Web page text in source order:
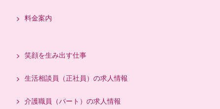
料金案内
笑顔を生み出す仕事
生活相談員（正社員）の求人情報
介護職員（パート）の求人情報